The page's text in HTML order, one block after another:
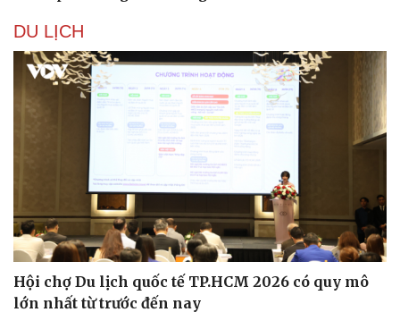
DU LỊCH
Hội chợ Du lịch quốc tế TP.HCM 2026 có quy mô
lớn nhất từ trước đến nay